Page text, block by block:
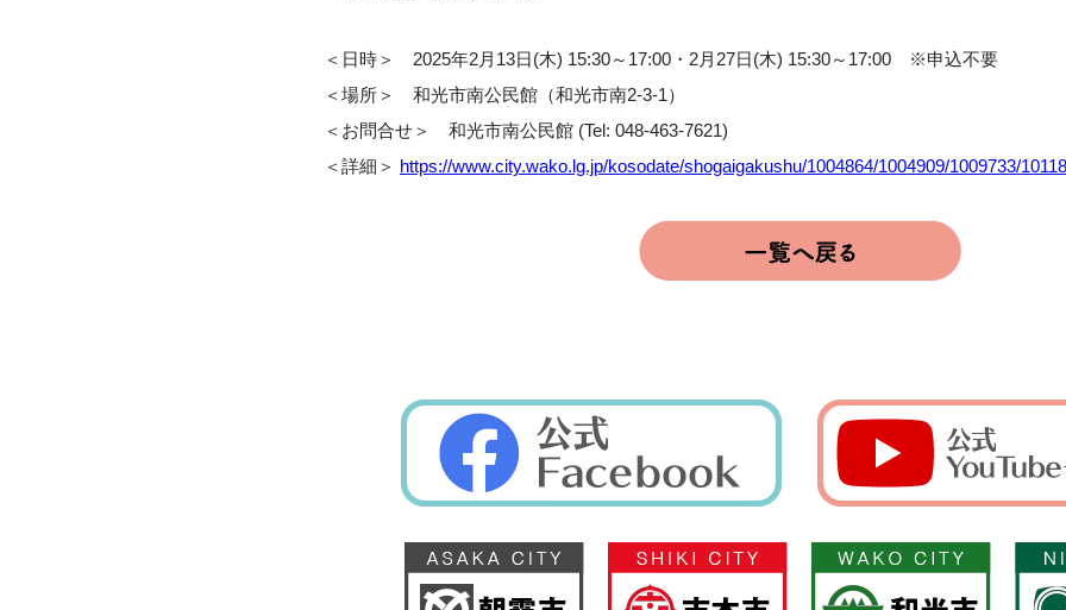
＜日時＞ 2025年2月13日(木) 15:30～17:00・2月27日(木) 15:30～17:00 ※申込不要
＜場所＞ 和光市南公民館（和光市南2-3-1）
＜お問合せ＞ 和光市南公民館 (Tel: 048-463-7621)
＜詳細＞ https://www.city.wako.lg.jp/kosodate/shogaigakushu/1004864/1004909/1009733/